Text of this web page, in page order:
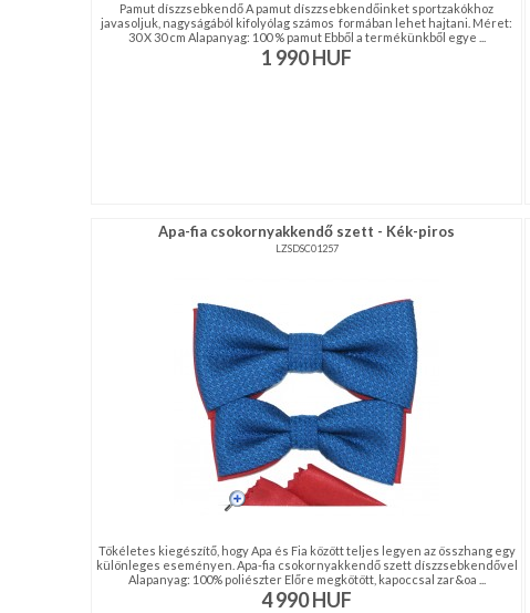
Pamut díszzsebkendő A pamut díszzsebkendőinket sportzakókhoz
javasoljuk, nagyságából kifolyólag számos formában lehet hajtani. Méret:
30 X 30 cm Alapanyag: 100 % pamut Ebből a termékünkből egye ...
1 990HUF
Apa-fia csokornyakkendő szett - Kék-piros
LZSDSC01257
Tökéletes kiegészítő, hogy Apa és Fia között teljes legyen az összhang egy
különleges eseményen. Apa-fia csokornyakkendő szett díszzsebkendővel
Alapanyag: 100% poliészter Előre megkötött, kapoccsal zar&oa ...
4 990HUF